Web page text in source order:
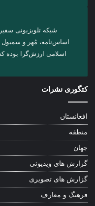
شبکه تلویزیونی
اساس‌نامه، مُهر و
اسلامی ارزش‌گرا
کتگوری نشرات
افغانستان
منطقه
جهان
گزارش های ویدیوئی
گزارش های تصویری
فرهنگ و معارف